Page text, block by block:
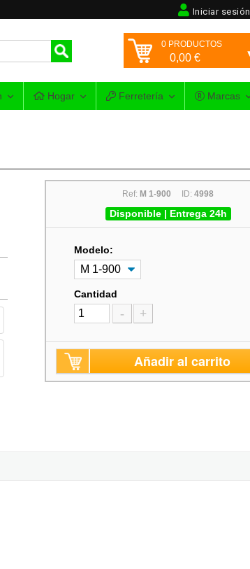
Iniciar sesión
0 PRODUCTOS
0,00 €
Hogar Ferretería Marcas
Ref: M 1-900 ID:4998
Disponible | Entrega 24h
Modelo:
Cantidad
- +
Añadir al carrito